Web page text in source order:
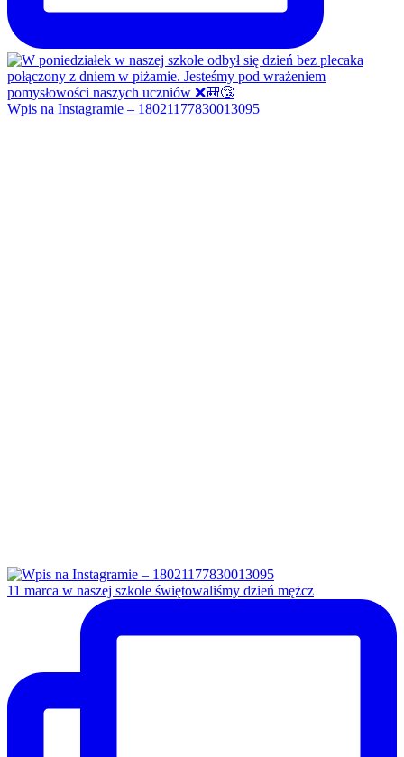
Wpis na Instagramie – 18021177830013095
11 marca w naszej szkole świętowaliśmy dzień mężcz